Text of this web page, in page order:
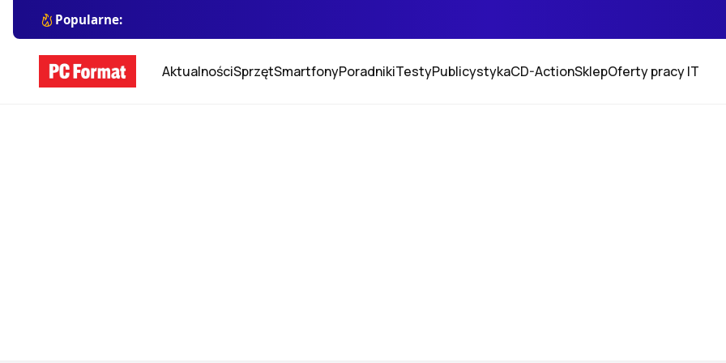
Popularne:
AktualnościSprzętSmartfonyPoradnikiTestyPublicystykaCD-ActionSklepOferty pracy IT